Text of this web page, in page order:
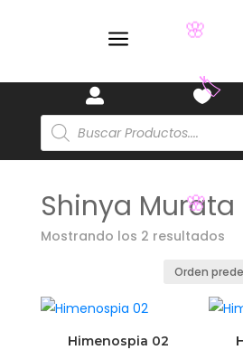
a
 
Búsqueda
de
productos
Shinya Murata
Mostrando los 2 resultados
Himenospia 02
🏷️
🌸